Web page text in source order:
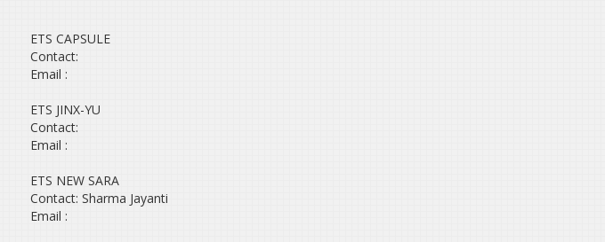
ETS CAPSULE
Contact:
Email :
ETS JINX-YU
Contact:
Email :
ETS NEW SARA
Contact: Sharma Jayanti
Email :